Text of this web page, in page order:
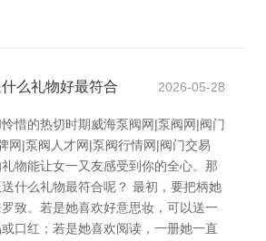
么礼物好最符合 2026-05-28
惜的热切时期威海泵阀网|泵阀网|阀门
网|泵阀人才网|泵阀行情网|阀门交易
物能让女一又友感受到你的全心。那
什么礼物最符合呢？ 最初，要把柄她
致。若是她喜欢好意思妆，可以送一
口红；若是她喜欢阅读，一册她一直